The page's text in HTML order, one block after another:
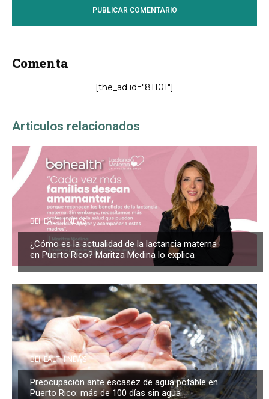
Comenta
[the_ad id="81101"]
Articulos relacionados
BEHEALTH NEWS
¿Cómo es la actualidad de la lactancia materna
en Puerto Rico? Maritza Medina lo explica
BEHEALTH NEWS
Preocupación ante escasez de agua potable en
Puerto Rico: más de 100 días sin agua